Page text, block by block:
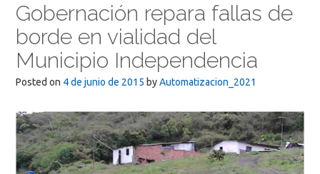
Gobernación repara fallas de
borde en vialidad del
Municipio Independencia
Posted on 4 de junio de 2015 byAutomatizacion_2021